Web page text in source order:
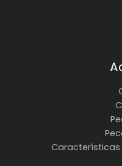
Características